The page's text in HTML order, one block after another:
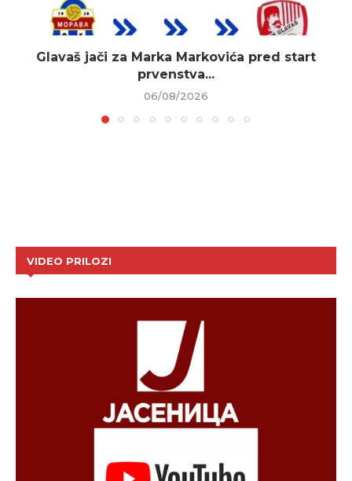
Glavaš jači za Marka Markovića pred start
prvenstva...
06/08/2026
VIDEO PRILOZI